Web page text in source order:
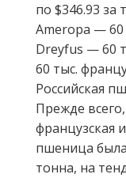
по $346.93 за
Ameropa — 60
Dreyfus — 60
60 тыс.
Российская
Прежде
французская
пшеница
тонна, на